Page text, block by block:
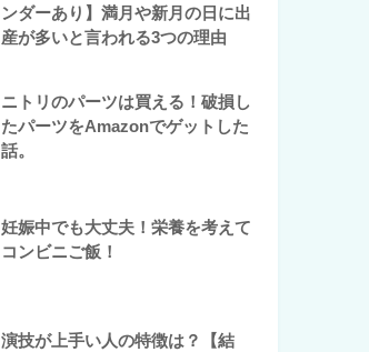
ンダーあり】満月や新月の日に出
産が多いと言われる3つの理由
ニトリのパーツは買える！破損し
たパーツをAmazonでゲットした
話。
妊娠中でも大丈夫！栄養を考えて
コンビニご飯！
演技が上手い人の特徴は？【結